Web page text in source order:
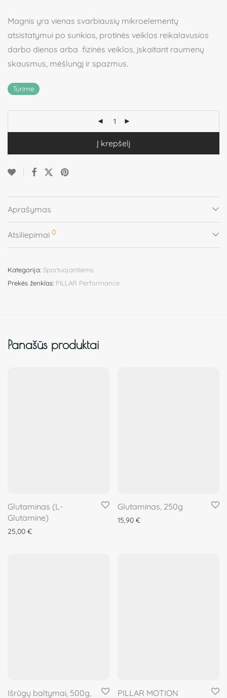
Magnis yra vienas svarbiausių mikroelementų
atsistatymui po sunkios, protinės veiklos reikalavusios
darbo dienos arba fizinės veiklos, įskaitant raumenų
skausmus, mėšlungį ir spazmus.
Turime
Į krepšelį
Aprašymas
Atsiliepimai 0
Kategorija: Sportuojantiems
Prekės ženklas: PILLAR Performance
Panašūs produktai
Glutaminas (L-
Glutamine)
25,00 €
Glutaminas, 250g
15,90 €
Išrūgų baltymai, 500g, PILLAR MOTION